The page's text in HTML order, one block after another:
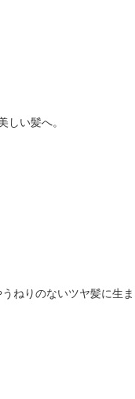
い髪へ。
ねりのないツヤ髪に生ま